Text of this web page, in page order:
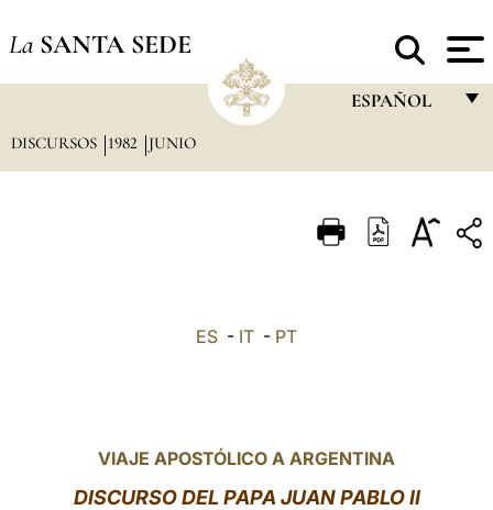
La SANTA SEDE
ESPAÑOL
ITALIANO
中文
DISCURSOS 1982 JUNIO
ES - IT - PT
VIAJE APOSTÓLICO A ARGENTINA
DISCURSO DEL PAPA JUAN PABLO II